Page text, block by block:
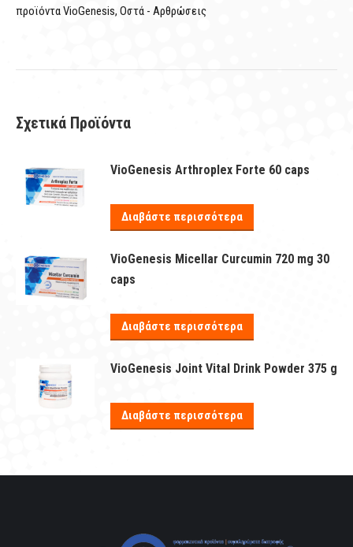
προϊόντα VioGenesis, Οστά - Αρθρώσεις
Σχετικά Προϊόντα
VioGenesis Arthroplex Forte 60 caps
Διαβάστε περισσότερα
VioGenesis Micellar Curcumin 720 mg 30
caps
Διαβάστε περισσότερα
VioGenesis Joint Vital Drink Powder 375 g
Διαβάστε περισσότερα